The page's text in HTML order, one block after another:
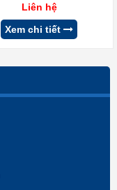
Liên hệ
Xem chi tiết